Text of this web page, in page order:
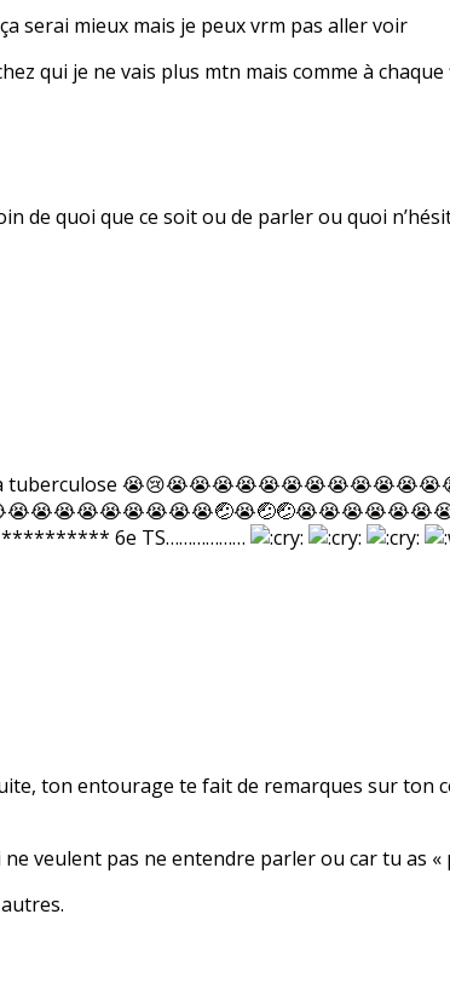
serai mieux mais je peux vrm pas aller voir
qui je ne vais plus mtn mais comme à
de quoi que ce soit ou de parler ou quoi
sa tuberculose
********** 6e TS………………
ton entourage te fait de remarques sur ton
veulent pas ne entendre parler ou car tu as «